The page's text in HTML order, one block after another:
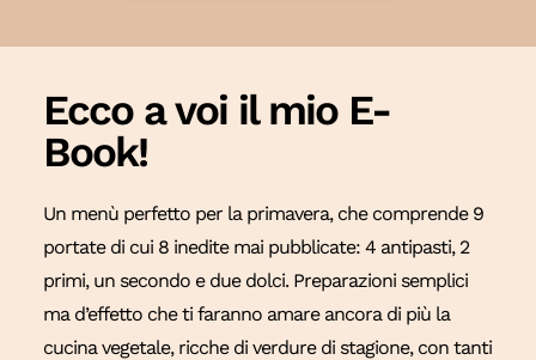
Ecco a voi il mio E-
Book!
Un menù perfetto per la primavera, che comprende 9
portate di cui 8 inedite mai pubblicate: 4 antipasti, 2
primi, un secondo e due dolci. Preparazioni semplici
ma d’effetto che ti faranno amare ancora di più la
cucina vegetale, ricche di verdure di stagione, con tanti